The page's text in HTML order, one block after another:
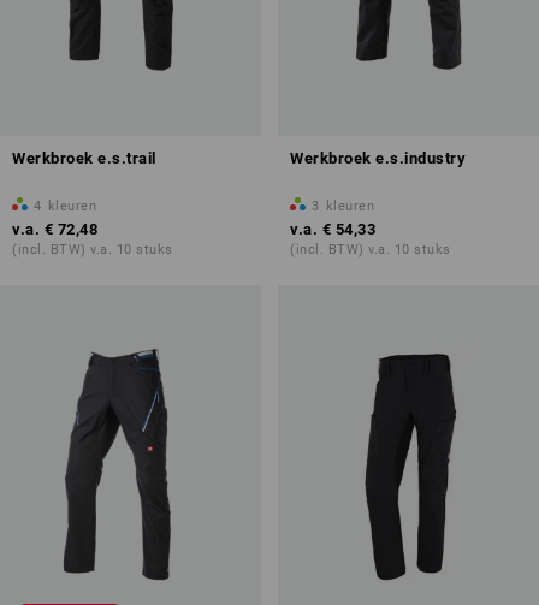
Werkbroek e.s.trail
4 kleuren
v.a. € 72,48
(incl. BTW) v.a. 10 stuks
Werkbroek e.s.industry
3 kleuren
v.a. € 54,33
(incl. BTW) v.a. 10 stuks